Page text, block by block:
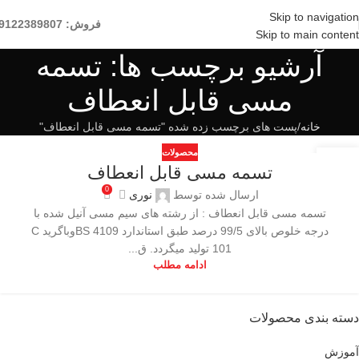
Skip to navigation
Skip to main content
فروش: 09122389807
آرشیو برچسب ها: تسمه
مسی قابل انعطاف
خانه پست های برچسب زده شده "تسمه مسی قابل انعطاف"
محصولات
تسمه مسی قابل انعطاف
ارسال شده توسط نوری 0
تسمه مسی قابل انعطاف : از رشته های سیم مسی آنیل شده با
درجه خلوص بالای 99/5 درصد طبق استاندارد BS 4109وباگرید C
101 تولید میگردد. ق...
ادامه مطلب
دسته بندی محصولات
آموزش